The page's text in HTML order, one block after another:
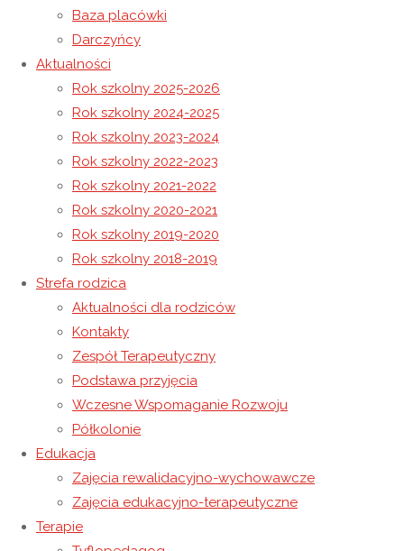
Baza placówki
Darczyńcy
Aktualności
Rok szkolny 2025-2026
Rok szkolny 2024-2025
Rok szkolny 2023-2024
Rok szkolny 2022-2023
Rok szkolny 2021-2022
Rok szkolny 2020-2021
Rok szkolny 2019-2020
Rok szkolny 2018-2019
Strefa rodzica
Aktualności dla rodziców
Kontakty
Zespół Terapeutyczny
Podstawa przyjęcia
Wczesne Wspomaganie Rozwoju
Półkolonie
Edukacja
Zajęcia rewalidacyjno-wychowawcze
Zajęcia edukacyjno-terapeutyczne
Terapie
Niebieskie Motyle
Świat Baśni – Wizyta w Szkole Podstawowej w Wysokiej
9 kwietnia 201710 maja 2021
Niepubliczny Ośrodek Rewalidacyjno-Wychowawczy
Caritas w Wysokiej oraz Publiczna Biblioteka w Wysokiej,
pod honorowym patronatem Starostwa Powiatowego w
Łańcucie, serdecznie zapraszają dzieci w wieku od 5-13 lat
oraz ich nauczycieli do wzięcia udziału w konkursie pt.